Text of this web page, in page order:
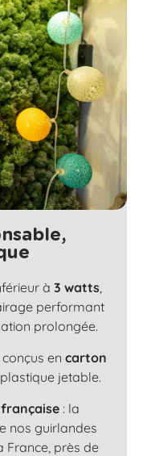
à 3 watts,
performant
prolongée.
en carton
jetable.
: la
nos guirlandes
France, près de